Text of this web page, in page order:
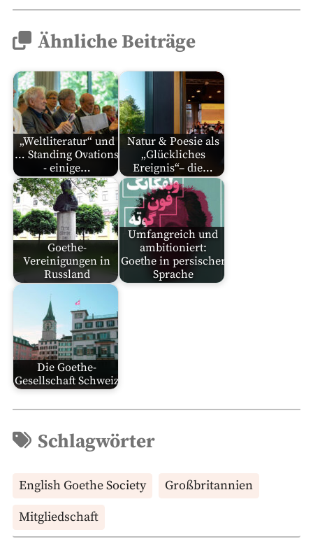
Ähnliche Beiträge
„Weltliteratur“ und
… Standing Ovations
- einige…
Natur & Poesie als
„Glückliches
Ereignis“– die…
Goethe-
Vereinigungen in
Russland
Umfangreich und
ambitioniert:
Goethe in persischer
Sprache
Die Goethe-
Gesellschaft Schweiz
Schlagwörter
English Goethe Society
Großbritannien
Mitgliedschaft